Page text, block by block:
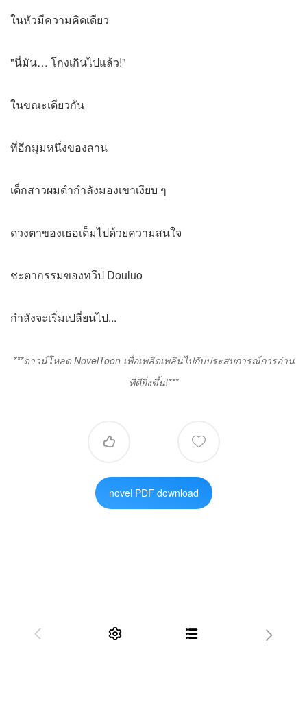
ในหัวมีความคิดเดียว
"นี่มัน… โกงเกินไปแล้ว!"
ในขณะเดียวกัน
ที่อีกมุมหนึ่งของลาน
เด็กสาวผมดำกำลังมองเขาเงียบ ๆ
ดวงตาของเธอเต็มไปด้วยความสนใจ
ชะตากรรมของทวีป Douluo
กำลังจะเริ่มเปลี่ยนไป...
***ดาวน์โหลด NovelToon เพื่อเพลิดเพลินไปกับประสบการณ์การอ่าน
ที่ดียิ่งขึ้น!***
 
novel PDF download
   